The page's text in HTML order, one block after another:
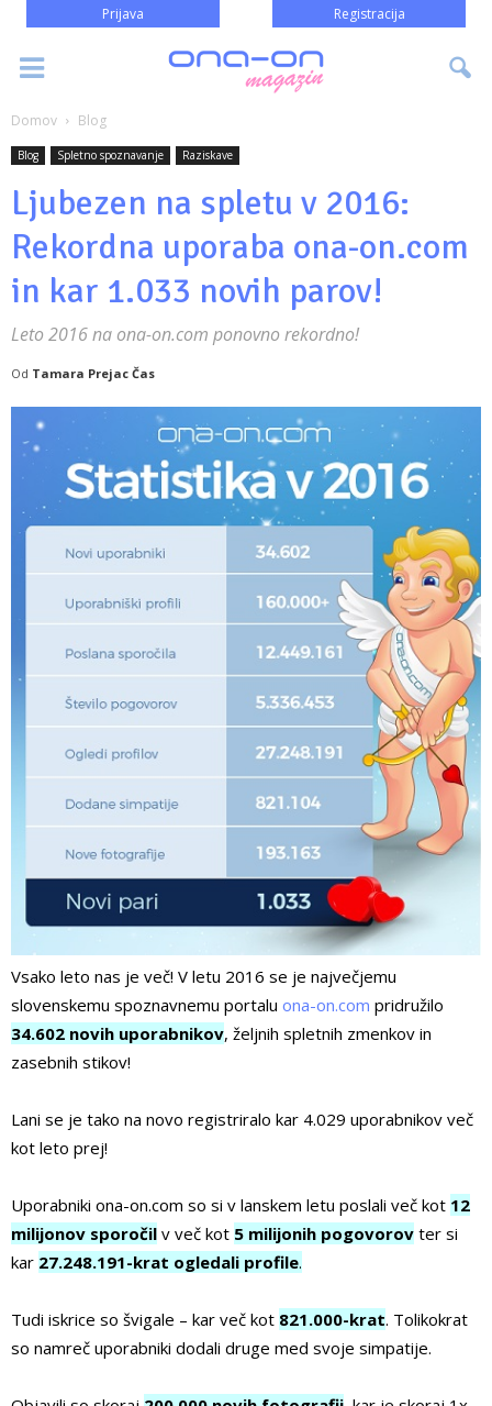
Prijava Registracija
Domov Blog
Blog Spletno spoznavanje Raziskave
Ljubezen na spletu v 2016:
Rekordna uporaba ona-on.com
in kar 1.033 novih parov!
Leto 2016 na ona-on.com ponovno rekordno!
Od Tamara Prejac Čas
Vsako leto nas je več! V letu 2016 se je največjemu
slovenskemu spoznavnemu portalu ona-on.com pridružilo
34.602 novih uporabnikov, željnih spletnih zmenkov in
zasebnih stikov!
Lani se je tako na novo registriralo kar 4.029 uporabnikov več
kot leto prej!
Uporabniki ona-on.com so si v lanskem letu poslali več kot 12
milijonov sporočil v več kot 5 milijonih pogovorov ter si
kar 27.248.191-krat ogledali profile.
Tudi iskrice so švigale – kar več kot 821.000-krat. Tolikokrat
so namreč uporabniki dodali druge med svoje simpatije.